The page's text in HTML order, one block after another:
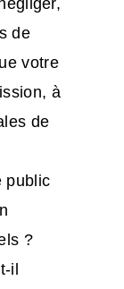
de
votre
à
de
public
?
il